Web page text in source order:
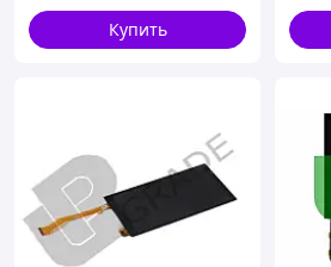
Купить